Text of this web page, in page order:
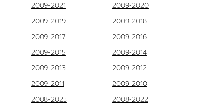
2009-2021
2009-2020
2009-2019
2009-2018
2009-2017
2009-2016
2009-2015
2009-2014
2009-2013
2009-2012
2009-2011
2009-2010
2008-2023
2008-2022